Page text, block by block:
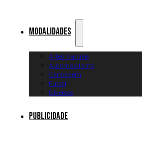
Modalidades
Artes Marciais
Automobilismo
Canoagem
Futsal
Diversos
Publicidade